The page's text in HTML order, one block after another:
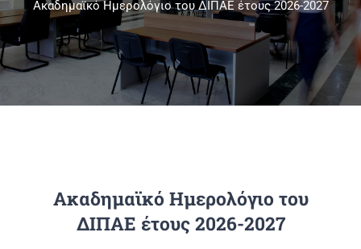
Πανεπιστημιακές Μονάδες
Ακαδημαϊκό Ημερολόγιο του ΔΙΠΑΕ έτους 2026-2027
Ακαδημαϊκό Ημερολόγιο του
ΔΙΠΑΕ έτους 2026-2027